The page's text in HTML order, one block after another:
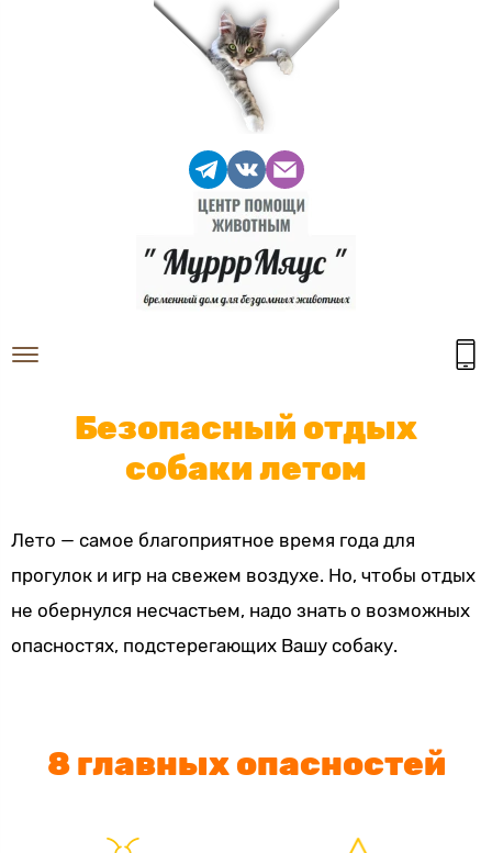
Безопасный отдых
собаки летом
Лето — самое благоприятное время года для
прогулок и игр на свежем воздухе. Но, чтобы отдых
не обернулся несчастьем, надо знать о возможных
опасностях, подстерегающих Вашу собаку.
8 главных опасностей